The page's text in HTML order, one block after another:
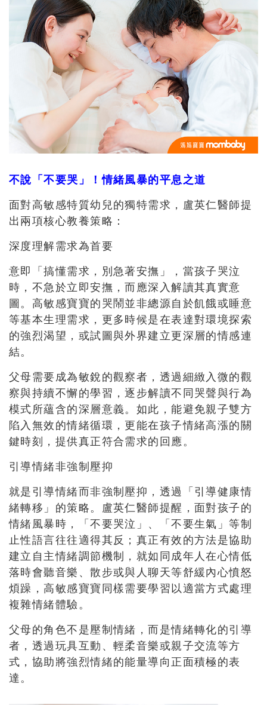
不說「不要哭」！情緒風暴的平息之道
面對高敏感特質幼兒的獨特需求，盧英仁醫師提
出兩項核心教養策略：
深度理解需求為首要
意即「搞懂需求，別急著安撫」，當孩子哭泣
時，不急於立即安撫，而應深入解讀其真實意
圖。高敏感寶寶的哭鬧並非總源自於飢餓或睡意
等基本生理需求，更多時候是在表達對環境探索
的強烈渴望，或試圖與外界建立更深層的情感連
結。
父母需要成為敏銳的觀察者，透過細緻入微的觀
察與持續不懈的學習，逐步解讀不同哭聲與行為
模式所蘊含的深層意義。如此，能避免親子雙方
陷入無效的情緒循環，更能在孩子情緒高漲的關
鍵時刻，提供真正符合需求的回應。
引導情緒非強制壓抑
就是引導情緒而非強制壓抑，透過「引導健康情
緒轉移」的策略。盧英仁醫師提醒，面對孩子的
情緒風暴時，「不要哭泣」、「不要生氣」等制
止性語言往往適得其反；真正有效的方法是協助
建立自主情緒調節機制，就如同成年人在心情低
落時會聽音樂、散步或與人聊天等舒緩內心憤怒
煩躁，高敏感寶寶同樣需要學習以適當方式處理
複雜情緒體驗。
父母的角色不是壓制情緒，而是情緒轉化的引導
者，透過玩具互動、輕柔音樂或親子交流等方
式，協助將強烈情緒的能量導向正面積極的表
達。